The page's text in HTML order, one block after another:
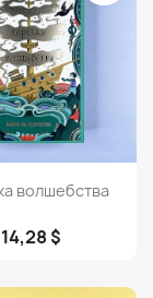
волшебства
14,28 $